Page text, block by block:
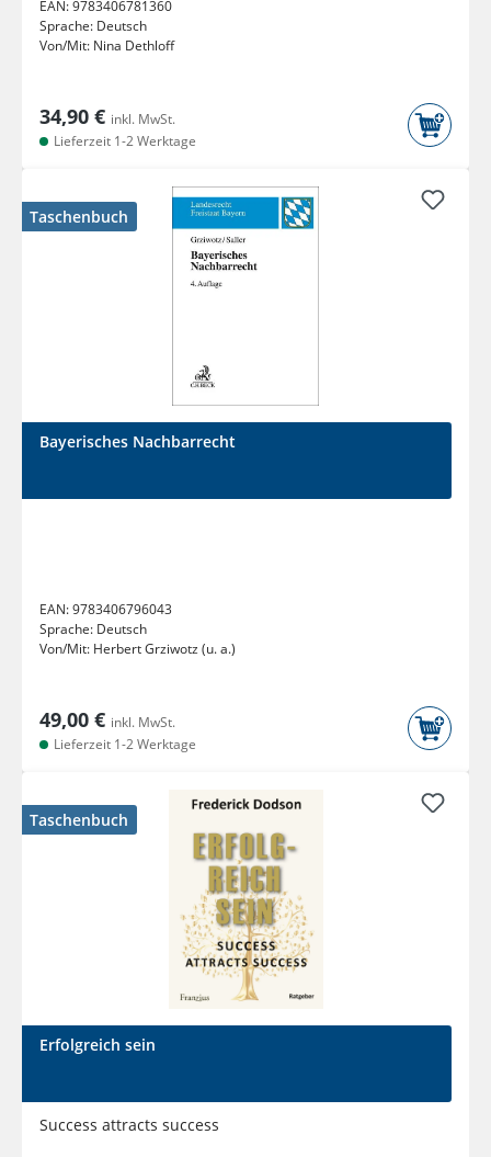
EAN:9783406781360
Sprache: Deutsch
Von/Mit: Nina Dethloff
34,90 € inkl. MwSt.
Lieferzeit 1-2 Werktage
Taschenbuch
Bayerisches Nachbarrecht
EAN:9783406796043
Sprache: Deutsch
Von/Mit: Herbert Grziwotz (u. a.)
49,00 € inkl. MwSt.
Lieferzeit 1-2 Werktage
Taschenbuch
Erfolgreich sein
Success attracts success